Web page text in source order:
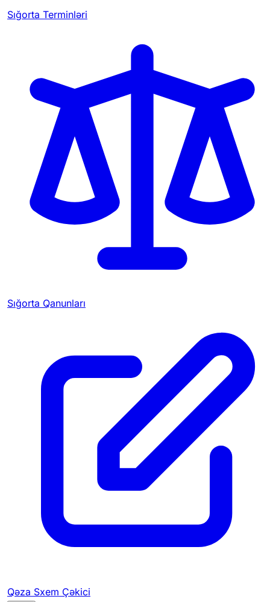
Sığorta Terminləri
Sığorta Qanunları
Qəza Sxem Çəkici